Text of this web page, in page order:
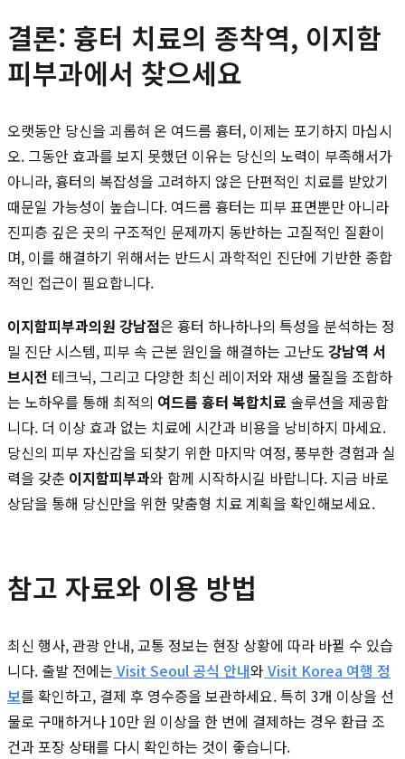
결론: 흉터 치료의 종착역, 이지함
피부과에서 찾으세요
오랫동안 당신을 괴롭혀 온 여드름 흉터, 이제는 포기하지 마십시
오. 그동안 효과를 보지 못했던 이유는 당신의 노력이 부족해서가
아니라, 흉터의 복잡성을 고려하지 않은 단편적인 치료를 받았기
때문일 가능성이 높습니다. 여드름 흉터는 피부 표면뿐만 아니라
진피층 깊은 곳의 구조적인 문제까지 동반하는 고질적인 질환이
며, 이를 해결하기 위해서는 반드시 과학적인 진단에 기반한 종합
적인 접근이 필요합니다.
이지함피부과의원 강남점은 흉터 하나하나의 특성을 분석하는 정
밀 진단 시스템, 피부 속 근본 원인을 해결하는 고난도 강남역 서
브시전 테크닉, 그리고 다양한 최신 레이저와 재생 물질을 조합하
는 노하우를 통해 최적의 여드름 흉터 복합치료 솔루션을 제공합
니다. 더 이상 효과 없는 치료에 시간과 비용을 낭비하지 마세요.
당신의 피부 자신감을 되찾기 위한 마지막 여정, 풍부한 경험과 실
력을 갖춘 이지함피부과와 함께 시작하시길 바랍니다. 지금 바로
상담을 통해 당신만을 위한 맞춤형 치료 계획을 확인해보세요.
참고 자료와 이용 방법
최신 행사, 관광 안내, 교통 정보는 현장 상황에 따라 바뀔 수 있습
니다. 출발 전에는 Visit Seoul 공식 안내와 Visit Korea 여행 정
보를 확인하고, 결제 후 영수증을 보관하세요. 특히 3개 이상을 선
물로 구매하거나 10만 원 이상을 한 번에 결제하는 경우 환급 조
건과 포장 상태를 다시 확인하는 것이 좋습니다.